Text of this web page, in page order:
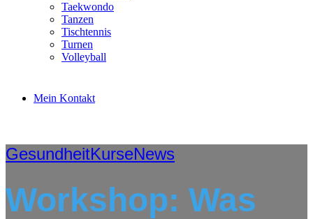
Taekwondo
Tanzen
Tischtennis
Turnen
Volleyball
Mein Kontakt
GesundheitKurseNews
Workshop: Was